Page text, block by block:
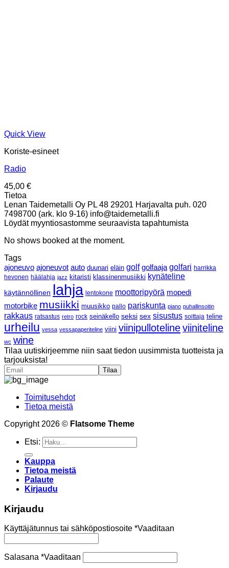
Quick View
Koriste-esineet
Radio
45,00 €
Tietoa
Lenan Taidemetalli Oy PL 48 29201 Harjavalta puh. 020
7498700 (ark. klo 9-16) info@taidemetalli.fi
Löydät myyntiosastomme seuraavista tapahtumista
No shows booked at the moment.
Tags
ajoneuvo ajoneuvot auto duunari eläin golf golfaaja golfari harrikka
hevonen häälahja jazz kitaristi klassinenmusiikki kynäteline
käytännöllinen lahja lentokone moottoripyörä mopedi
motorbike musiikki muusikko pallo pariskunta piano puhallinsoitin
rakkaus ratsastus retro rock seinäkello seksi sex sisustus soittaja teline
urheilu vessa vessapaperiteline viini viinipullotelineviiniteline
wc wine
Tilaa uutiskirjeemme niin saat tiedon uusimmista tuotteista ja
tarjouksista!
Toimitusehdot
Tietoa meistä
Copyright 2026 © Flatsome Theme
Etsi:
Kauppa
Tietoa meistä
Palaute
Kirjaudu
Kirjaudu
Käyttäjätunnus tai sähköpostiosoite *Vaaditaan
Salasana *Vaaditaan